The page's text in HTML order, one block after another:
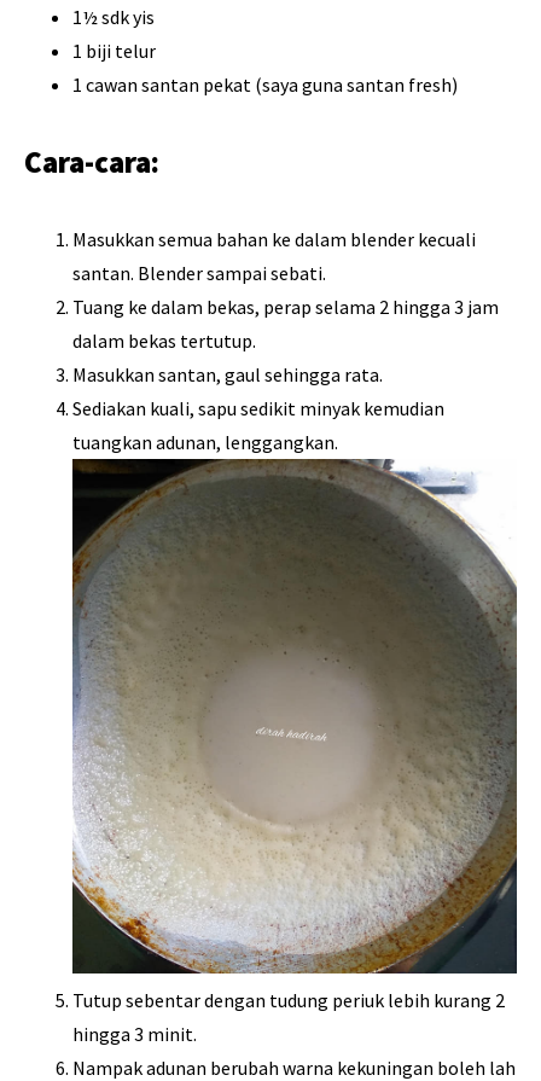
1½ sdk yis
1 biji telur
1 cawan santan pekat (saya guna santan fresh)
Cara-cara:
Masukkan semua bahan ke dalam blender kecuali
santan. Blender sampai sebati.
Tuang ke dalam bekas, perap selama 2 hingga 3 jam
dalam bekas tertutup.
Masukkan santan, gaul sehingga rata.
Sediakan kuali, sapu sedikit minyak kemudian
tuangkan adunan, lenggangkan.
Tutup sebentar dengan tudung periuk lebih kurang 2
hingga 3 minit.
Nampak adunan berubah warna kekuningan boleh lah